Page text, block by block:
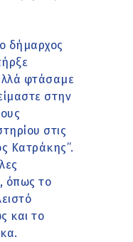
δήμαρχος
φτάσαμε
στην
στις
Κατράκης’’.
όπως το
και το